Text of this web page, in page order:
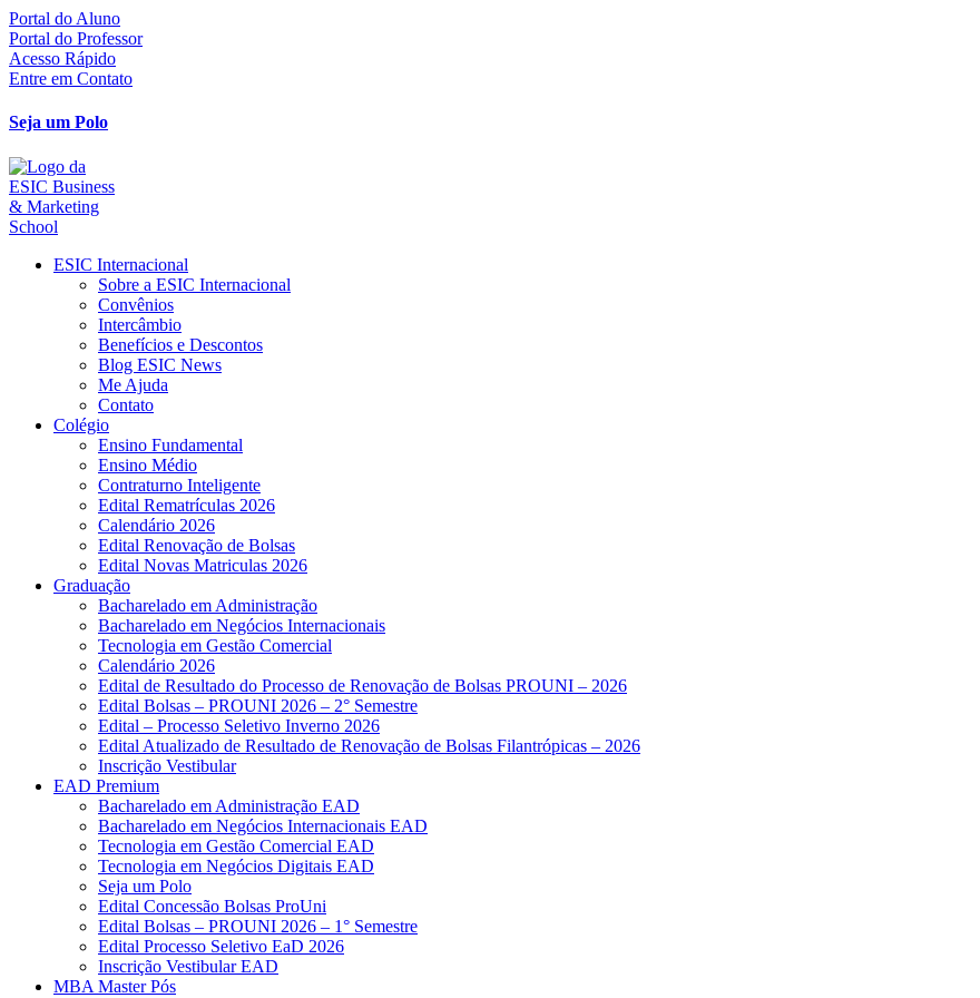
Ir
para
o
conteúdo
Portal do Aluno
Portal do Professor
Acesso Rápido
Entre em Contato
Seja um Polo
ESIC Internacional
Sobre a ESIC Internacional
Convênios
Intercâmbio
Benefícios e Descontos
Blog ESIC News
Me Ajuda
Contato
Colégio
Ensino Fundamental
Ensino Médio
Contraturno Inteligente
Edital Rematrículas 2026
Calendário 2026
Edital Renovação de Bolsas
Edital Novas Matriculas 2026
Graduação
Bacharelado em Administração
Bacharelado em Negócios Internacionais
Tecnologia em Gestão Comercial
Calendário 2026
Edital de Resultado do Processo de Renovação de Bolsas PROUNI – 2026
Edital Bolsas – PROUNI 2026 – 2° Semestre
Edital – Processo Seletivo Inverno 2026
Edital Atualizado de Resultado de Renovação de Bolsas Filantrópicas – 2026
Inscrição Vestibular
EAD Premium
Bacharelado em Administração EAD
Bacharelado em Negócios Internacionais EAD
Tecnologia em Gestão Comercial EAD
Tecnologia em Negócios Digitais EAD
Seja um Polo
Edital Concessão Bolsas ProUni
Edital Bolsas – PROUNI 2026 – 1° Semestre
Edital Processo Seletivo EaD 2026
Inscrição Vestibular EAD
MBA Master Pós